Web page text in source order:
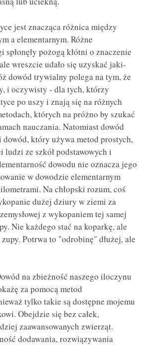
jest znacząca różnica między
a elementarnym. Różne
spłonęły pożogą kłótni o znaczenie
wreszcie udało się uzyskać jaki-
dowód trywialny polega na tym, że
i oczywisty - dla tych, którzy
po uszy i znają się na różnych
których na próżno by szukać
nauczania. Natomiast dowód
który używa metod prostych,
ludzi ze szkół podstawowych i
dowodu nie oznacza jego
w dowodzie elementarnym
Na chłopski rozum, coś
dużej dziury w ziemi za
z wykopaniem tej samej
Nie każdego stać na koparkę, ale
Potrwa to "odrobinę" dłużej, ale
na zbieżność naszego iloczynu
za pomocą metod
tylko takie są dostępne mojemu
Obejdzie się bez całek,
zaawansowanych zwierząt.
dodawania, rozwiązywania